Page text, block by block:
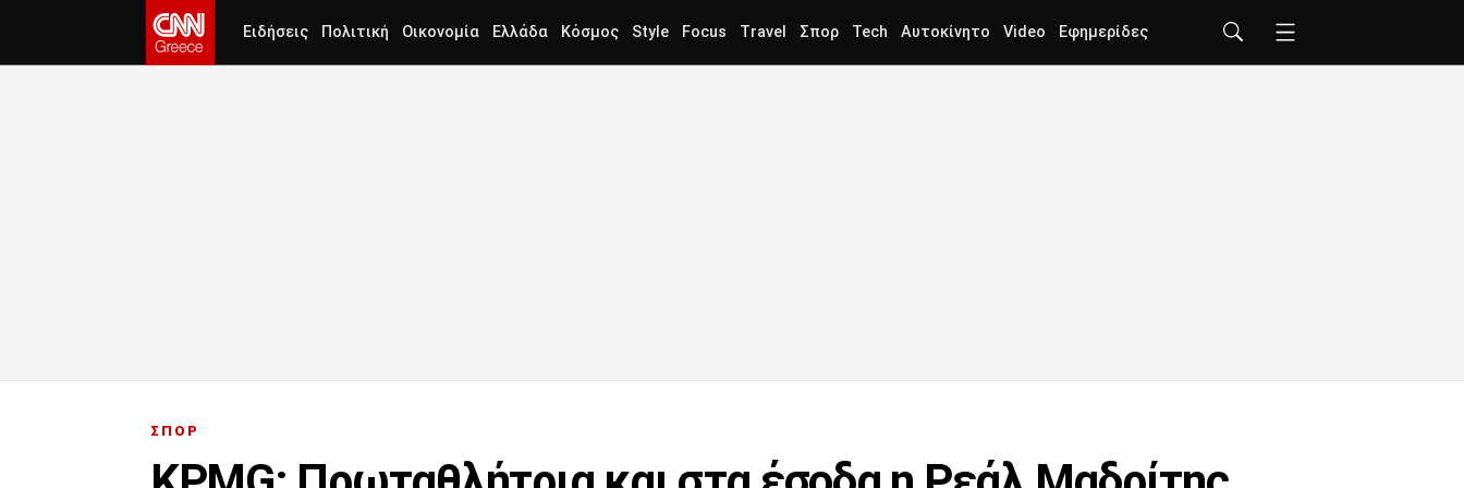
Ειδήσεις Πολιτική Οικονομία Ελλάδα Κόσμος Style Focus Travel Σπορ Tech Αυτοκίνητο Video Εφημερίδες
ΣΠΟΡ